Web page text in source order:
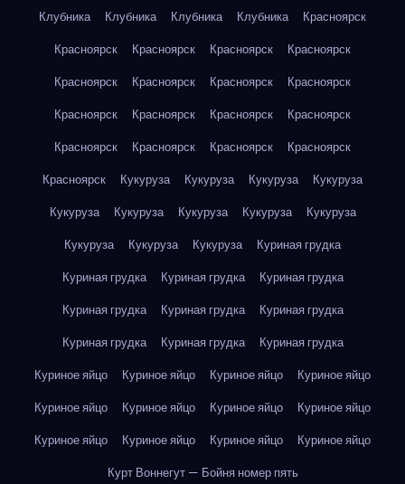
Клубника
Клубника Клубника Клубника
Красноярск
Красноярск
Красноярск Красноярск
Красноярск
Красноярск
Красноярск Красноярск
Красноярск
Красноярск
Красноярск Красноярск
Красноярск
Красноярск
Красноярск Красноярск
Красноярск
Красноярск
Кукуруза Кукуруза Кукуруза
Кукуруза
Кукуруза
Кукуруза Кукуруза Кукуруза
Кукуруза
Кукуруза
Кукуруза Кукуруза
Куриная грудка
Куриная грудка
Куриная грудка
Куриная грудка
Куриная грудка
Куриная грудка
Куриная грудка
Куриная грудка
Куриная грудка
Куриная грудка
Куриное яйцо
Куриное яйцо Куриное яйцо
Куриное яйцо
Куриное яйцо
Куриное яйцо Куриное яйцо
Куриное яйцо
Куриное яйцо
Куриное яйцо Куриное яйцо
Куриное яйцо
Курт Воннегут — Бойня номер пять